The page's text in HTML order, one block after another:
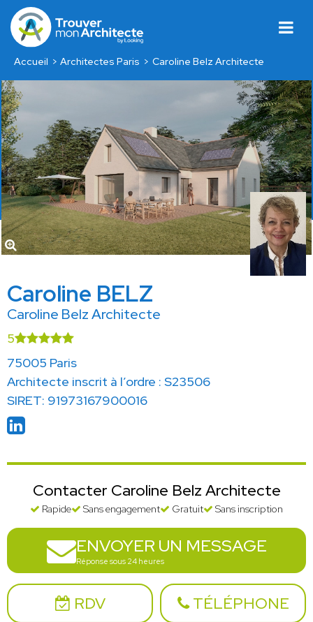
Accueil Architectes Paris Caroline Belz Architecte
Caroline BELZ
Caroline Belz Architecte
5
75005 Paris
Architecte inscrit à l’ordre : S23506
SIRET: 91973167900016
Contacter Caroline Belz Architecte
Rapide Sans engagement Gratuit Sans inscription
ENVOYER UN MESSAGE
Réponse sous 24 heures
RDV TÉLÉPHONE